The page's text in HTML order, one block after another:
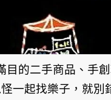
目的二手商品、手
一起找樂子，就